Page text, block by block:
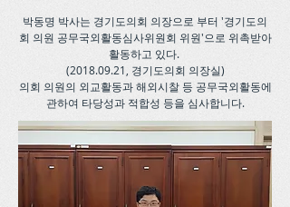
박동명 박사는 경기도의회 의장으로 부터 '경기도의
회 의원 공무국외활동심사위원회 위원'으로 위촉받아
활동하고 있다.
(2018.09.21 , 경기도의회 의장실)
의회 의원의 외교활동과 해외시찰 등 공무국외활동에
관하여 타당성과 적합성 등을 심사합니다.